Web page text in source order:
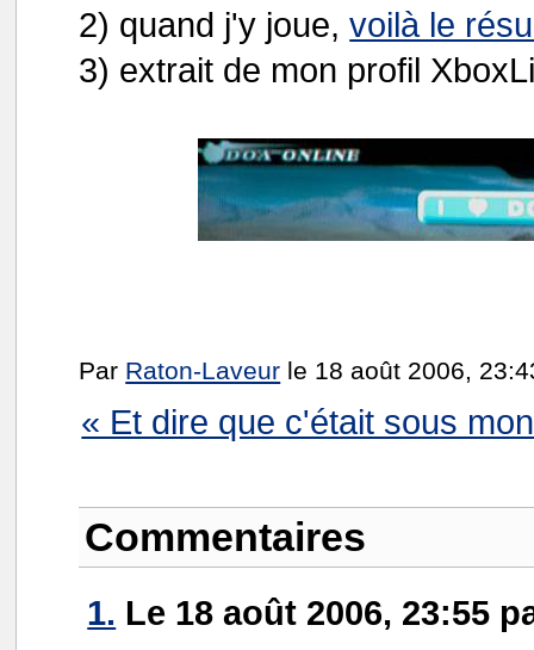
2) quand j'y joue,voilà le
3) extrait de mon profil
Par Raton-Laveur le 18 août 2006,
« Et dire que c'était sous
Commentaires
1. Le 18 août 2006, 23:55